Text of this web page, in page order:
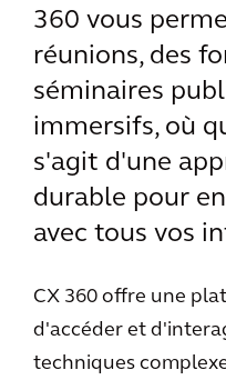
360 vous
réunions, des
séminaires
immersifs, où
s'agit d'une
durable pour
avec tous vos
CX 360 offre une
d'accéder et
techniques